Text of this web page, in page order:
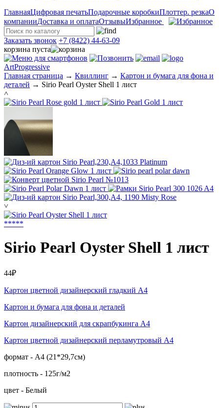
ГлавнаяЦифровая печатьПодарочные коробкиПлоттер. резкаО
компанииДоставка и оплатаОтзывыИзбранное
Заказать звонок +7 (8422) 44-63-09
корзина пуста
ArtProgressive
Главная страница → Квиллинг → Картон и бумага для фона и
деталей → Sirio Pearl Oyster Shell 1 лист
˄
˅
*****
Sirio Pearl Oyster Shell 1 лист
44₽
Картон цветной дизайнерский гладкий А4
Картон и бумага для фона и деталей
Картон дизайнерский для скрапбукинга А4
Картон цветной дизайнерский перламутровый А4
формат - А4 (21*29,7см)
плотность - 125г/м2
цвет - Белый